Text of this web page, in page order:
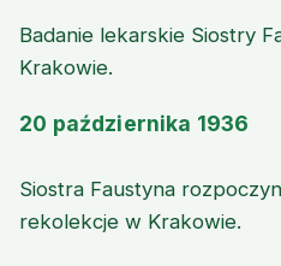
Badanie lekarskie Siostry
Krakowie.
20 października 1936
Siostra Faustyna
rekolekcje w Krakowie.